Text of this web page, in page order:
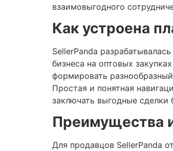
взаимовыгодного
Как устроена
SellerPanda
бизнеса на оптовых
формировать
Простая и понятная
заключать выгодные
Преимущества
Для продавцов SellerPanda